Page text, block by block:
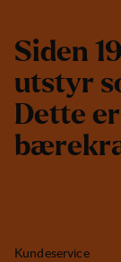
Siden 19
utstyr s
Dette er
bærekr
Kundeservice